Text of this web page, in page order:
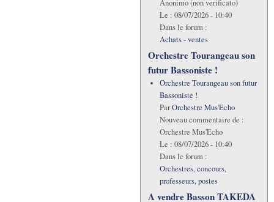
Anonimo (non verificato)
Le : 08/07/2026 - 10:40
Dans le forum :
Achats - ventes
Orchestre Tourangeau son
futur Bassoniste !
Orchestre Tourangeau son futur
Bassoniste !
ParOrchestre Mus'Echo
Nouveau commentaire de :
Orchestre Mus'Echo
Le : 08/07/2026 - 10:40
Dans le forum :
Orchestres, concours,
professeurs, postes
A vendre Basson TAKEDA